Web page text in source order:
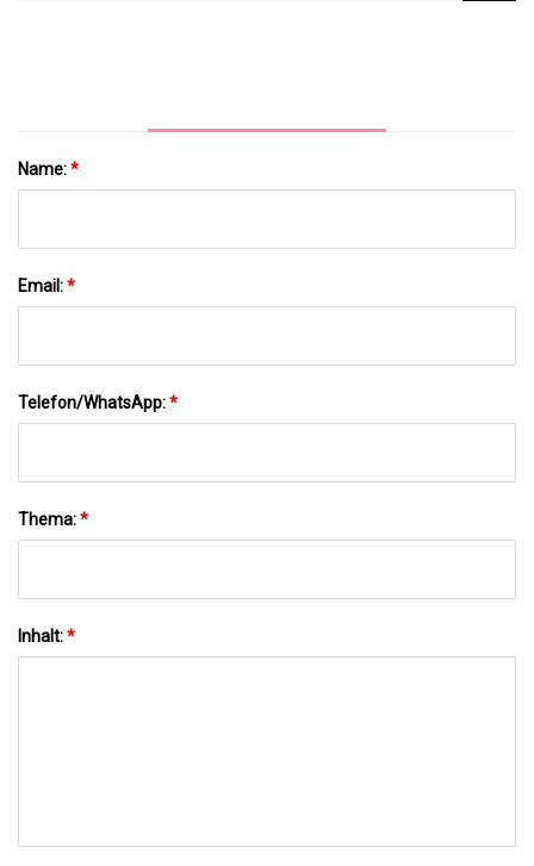
Name:*
Email:*
Telefon/WhatsApp:*
Thema:*
Inhalt:*